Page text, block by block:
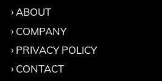
ABOUT
COMPANY
PRIVACY POLICY
CONTACT